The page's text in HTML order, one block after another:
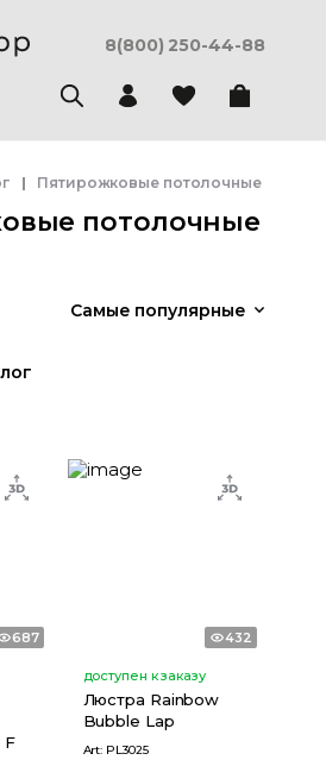
8(800) 250-44-88
Пятирожковые потолочные
потолочные
Самые популярные
687
F
432
доступен к заказу
Люстра Rainbow
Bubble Lap
Art: PL3025